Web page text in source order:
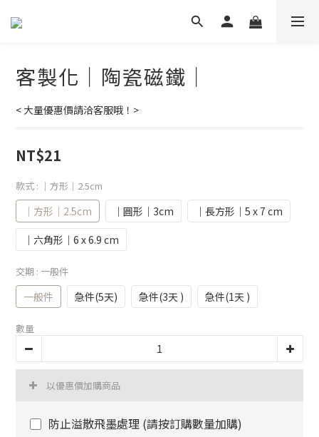
客製化｜陶瓷磁鐵｜
< 大量優惠價請洽客服哦！>
NT$21
款式 : ｜方形｜2.5cm
｜方形｜2.5cm ｜圓形｜3cm
｜長方形｜5 x 7 cm
｜六角形｜6 x 6.9 cm
交期 : 一般件
一般件 急件(5天) 急件(3天 ) 急件(1天 )
數量
以優惠價加購商品
防止溢散飛墨處理 (請按訂購數量加購)